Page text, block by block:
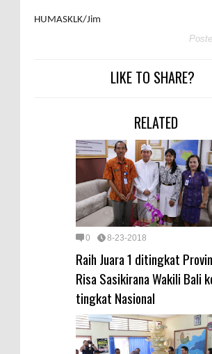
HUMASKLK/Jim
LIKE TO SHARE?
RELATED
0 8-23-2018
Raih Juara 1 ditingkat
Risa Sasikirana Wakili Bali
tingkat Nasional